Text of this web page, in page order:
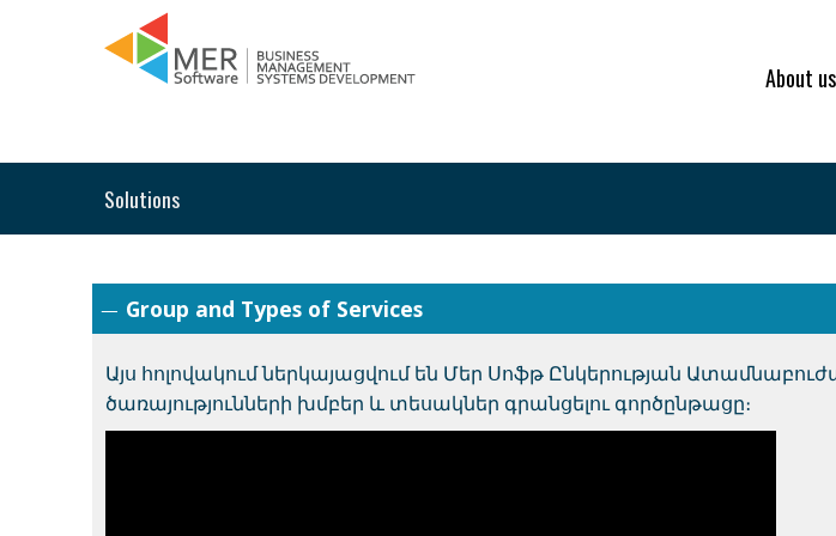
About us
Solutions
Group and Types of Services
Այս հոլովակում ներկայացվում են Մեր Սոֆթ Ընկերության
ծառայությունների խմբեր և տեսակներ գրանցելու գործընթացը։